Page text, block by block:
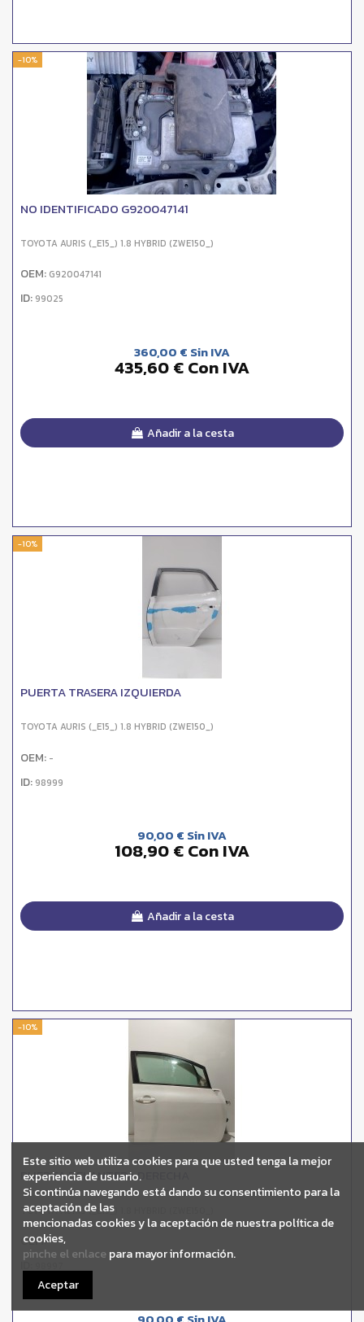
-10%
NO IDENTIFICADO G920047141
TOYOTA AURIS (_E15_) 1.8 HYBRID (ZWE150_)
OEM: G920047141
ID: 99025
360,00 € Sin IVA
435,60 € Con IVA
Añadir a la cesta
-10%
PUERTA TRASERA IZQUIERDA
TOYOTA AURIS (_E15_) 1.8 HYBRID (ZWE150_)
OEM: -
ID: 98999
90,00 € Sin IVA
108,90 € Con IVA
Añadir a la cesta
-10%
PUERTA DELANTERA DERECHA
TOYOTA AURIS (_E15_) 1.8 HYBRID (ZWE150_)
OEM:-
ID:
Este sitio web utiliza cookies para que usted tenga la mejor
experiencia de usuario.
Si continúa navegando está dando su consentimiento para la
aceptación de las
mencionadas cookies y la aceptación de nuestra política de
cookies,
pinche el enlace para mayor información.
Aceptar